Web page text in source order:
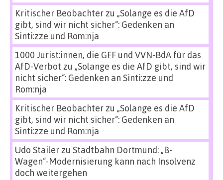
Kritischer Beobachterzu „Solange es die AfD
gibt, sind wir nicht sicher“: Gedenken an
Sinti:zze und Rom:nja
1000 Jurist:innen, die GFF und VVN-BdA für das
AfD-Verbot zu „Solange es die AfD gibt, sind wir
nicht sicher“: Gedenken an Sinti:zze und
Rom:nja
Kritischer Beobachterzu „Solange es die AfD
gibt, sind wir nicht sicher“: Gedenken an
Sinti:zze und Rom:nja
Udo Stailerzu Stadtbahn Dortmund: „B-
Wagen“-Modernisierung kann nach Insolvenz
doch weitergehen